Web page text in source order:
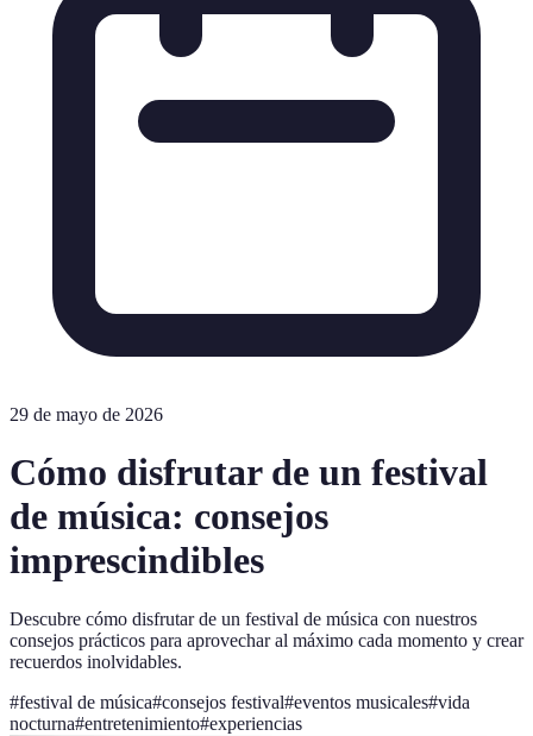
29 de mayo de 2026
Cómo disfrutar de un festival
de música: consejos
imprescindibles
Descubre cómo disfrutar de un festival de música con nuestros
consejos prácticos para aprovechar al máximo cada momento y crear
recuerdos inolvidables.
#festival de música#consejos festival#eventos musicales#vida
nocturna#entretenimiento#experiencias